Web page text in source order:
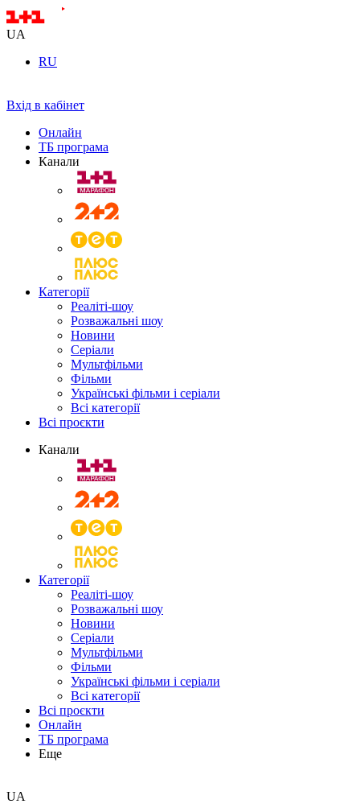
UA
RU
Вхід в кабінет
Онлайн
ТБ програма
Канали
Категорії
Реаліті-шоу
Розважальні шоу
Новини
Серіали
Мультфільми
Фільми
Українські фільми і серіали
Всі категорії
Всі проєкти
Канали
Категорії
Реаліті-шоу
Розважальні шоу
Новини
Серіали
Мультфільми
Фільми
Українські фільми і серіали
Всі категорії
Всі проєкти
Онлайн
ТБ програма
Еще
UA